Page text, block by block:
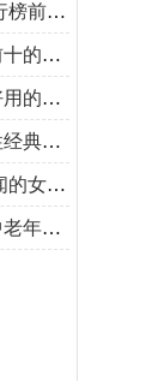
十名
荟胶
霜排
排行
香水
霜排